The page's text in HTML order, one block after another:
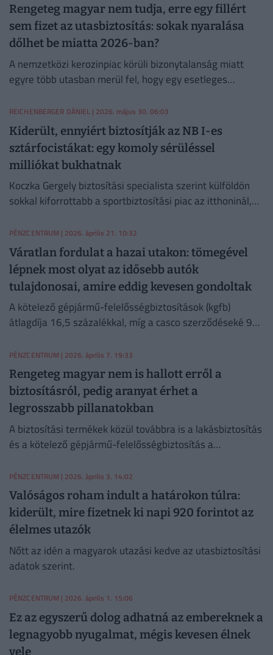
Rengeteg magyar nem tudja, erre egy fillért
sem fizet az utasbiztosítás: sokak nyaralása
dőlhet be miatta 2026-ban?
A nemzetközi kerozinpiac körüli bizonytalanság miatt
egyre több utasban merül fel, hogy egy esetleges
következményekkel járhat.
REICHENBERGER DÁNIEL | 2026. május 30. 06:03
Kiderült, ennyiért biztosítják az NB I-es
sztárfocistákat: egy komoly sérüléssel
milliókat bukhatnak
Koczka Gergely biztosítási specialista szerint külföldön
sokkal kiforrottabb a sportbiztosítási piac az itthoninál,
vannak. Interjú.
PÉNZCENTRUM | 2026. április 21. 10:32
Váratlan fordulat a hazai utakon: tömegével
lépnek most olyat az idősebb autók
tulajdonosai, amire eddig kevesen gondoltak
A kötelező gépjármű-felelősségbiztosítások (kgfb)
átlagdíja 16,5 százalékkal, míg a casco szerződéseké 9
képest.
PÉNZCENTRUM | 2026. április 7. 19:33
Rengeteg magyar nem is hallott erről a
biztosításról, pedig aranyat érhet a
legrosszabb pillanatokban
A biztosítási termékek közül továbbra is a lakásbiztosítás
és a kötelező gépjármű-felelősségbiztosítás a
PÉNZCENTRUM | 2026. április 3. 14:02
Valóságos roham indult a határokon túlra:
kiderült, mire fizetnek ki napi 920 forintot az
élelmes utazók
Nőtt az idén a magyarok utazási kedve az utasbiztosítási
adatok szerint.
PÉNZCENTRUM | 2026. április 1. 15:06
Ez az egyszerű dolog adhatná az embereknek a
legnagyobb nyugalmat, mégis kevesen élnek
vele